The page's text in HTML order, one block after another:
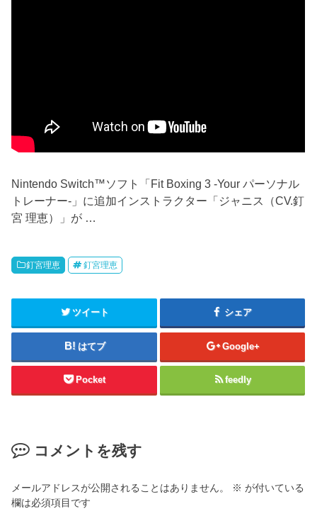
Nintendo Switch™ソフト「Fit Boxing 3 -Your パーソナル
トレーナー-」に追加インストラクター「ジャニス（CV.釘
宮 理恵）」が …
釘宮理恵 釘宮理恵
ツイート シェア
はてブ Google+
Pocket feedly
コメントを残す
メールアドレスが公開されることはありません。 ※ が付いている
欄は必須項目です